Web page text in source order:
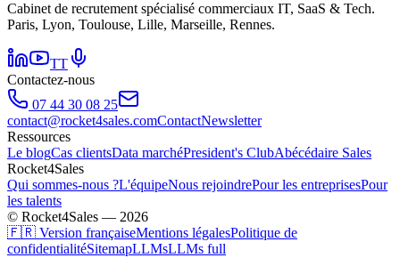
Cabinet de recrutement spécialisé commerciaux IT, SaaS & Tech.
Paris, Lyon, Toulouse, Lille, Marseille, Rennes.
TT
Contactez-nous
07 44 30 08 25
contact@rocket4sales.comContactNewsletter
Ressources
Le blogCas clientsData marchéPresident's ClubAbécédaire Sales
Rocket4Sales
Qui sommes-nous ?L'équipeNous rejoindrePour les entreprisesPour
les talents
© Rocket4Sales — 2026
🇫🇷 Version françaiseMentions légalesPolitique de
confidentialitéSitemapLLMsLLMs full